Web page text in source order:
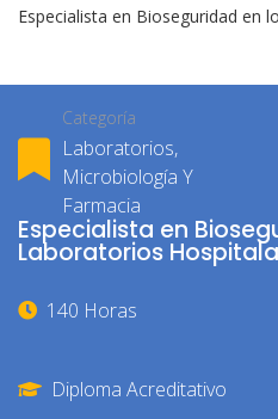
Especialista en Bioseguridad en
Categoría
Laboratorios,
Microbiología Y
Farmacia
Especialista en
Laboratorios
140 Horas
Diploma Acreditativo